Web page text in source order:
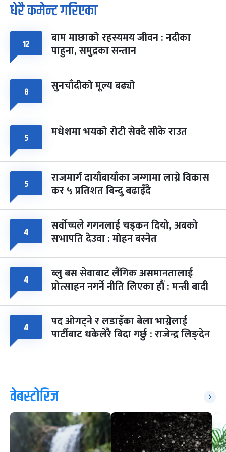
७
आइत
पूर्णिमा व्रत
चैत्र ७, २०८३-Mar 21, 2027
८ फागुपूर्णिमा
चैत्र ८, २०८३-Mar 22, 2027
७ महिना बाँकी
धेरै कमेन्ट गरिएका
१२ बाम माछाको रहस्यमय जीवन : नदीका
पाहुना, समुद्रका सन्तान
८ सुनचाँदीको मूल्य बढ्यो
५ मधेशमा भयको रोटी सेक्दै सीके राउत
५ राजमार्ग दायाँबायाँका जग्गामा लाग्ने विकास
कर ५ प्रतिशत बिन्दु बढाइँदै
४ सर्वोच्चले गगनलाई चड्कन दियो, अबको
सभापति देउवा : मोहन बस्नेत
४ ब्लु बस सेवाबाट लैंगिक असमानतालाई
प्रोत्साहन नगर्ने नीति लिएका हौं : मन्त्री बादी
४ पद ओगट्ने र लडाइँका बेला भाग्नेलाई
पार्टीबाट धकेलेरै बिदा गर्छु : राजेन्द्र लिङ्देन
वेबस्टोरिज